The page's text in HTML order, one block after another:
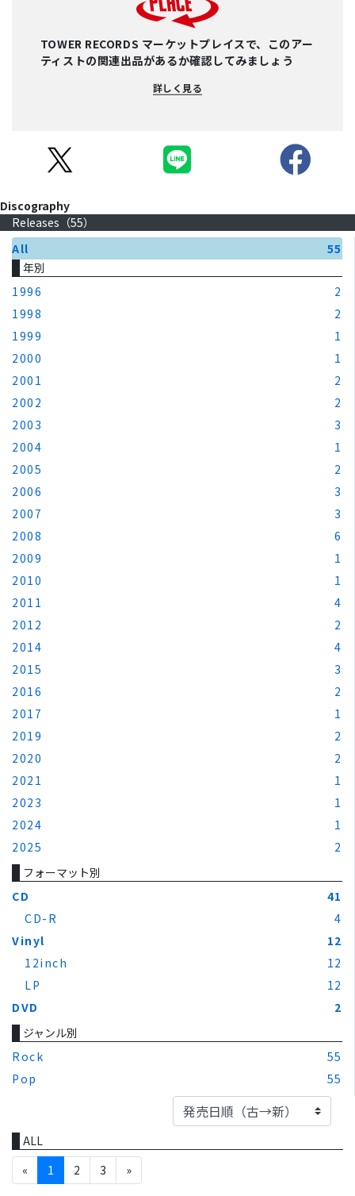
TOWER RECORDS マーケットプレイスで、このアー
ティストの関連出品があるか確認してみましょう
詳しく見る
Discography
Releases（55）
All
55
年別
1996
2
1998
2
1999
1
2000
1
2001
2
2002
2
2003
3
2004
1
2005
2
2006
3
2007
3
2008
6
2009
1
2010
1
2011
4
2012
2
2014
4
2015
3
2016
2
2017
1
2019
2
2020
2
2021
1
2023
1
2024
1
2025
2
フォーマット別
CD
41
CD-R
4
Vinyl
12
12inch
12
LP
12
DVD
2
ジャンル別
Rock
55
Pop
55
ALL
«
1 2 3 »